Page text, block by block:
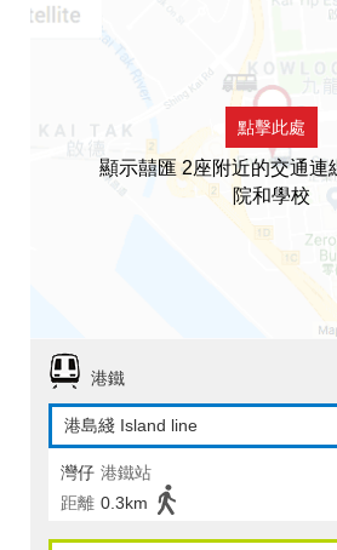
點擊此處
顯示囍匯 2座附近的交通連
院和學校
港鐵
港島綫 Island line
灣仔 港鐵站
距離 0.3km